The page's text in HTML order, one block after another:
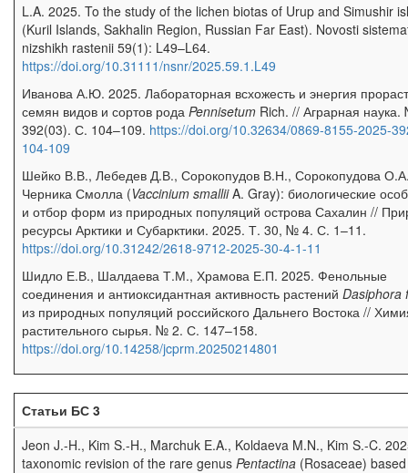
L.A. 2025. To the study of the lichen biotas of Urup and Simushir
(Kuril Islands, Sakhalin Region, Russian Far East). Novosti
nizshikh rastenii 59(1): L49–L64.
https://doi.org/10.31111/nsnr/2025.59.1.L49
Иванова А.Ю. 2025. Лабораторная всхожесть и энергия
семян видов и сортов рода Pennisetum Rich. // Аграрная
392(03). С. 104–109. https://doi.org/10.32634/0869-8155-2025-
104-109
Шейко В.В., Лебедев Д.В., Сорокопудов В.Н., Сорокопудова
Черника Смолла (Vaccinium smalliiA. Gray): биологические
и отбор форм из природных популяций острова Сахалин //
ресурсы Арктики и Субарктики. 2025. Т. 30, № 4. С. 1–11.
https://doi.org/10.31242/2618-9712-2025-30-4-1-11
Шидло Е.В., Шалдаева Т.М., Храмова Е.П. 2025. Фенольные
соединения и антиоксидантная активность растений Dasiphora
из природных популяций российского Дальнего Востока //
растительного сырья. № 2. С. 147–158.
https://doi.org/10.14258/jcprm.20250214801
Статьи БС 3
Jeon J.-H., Kim S.-H., Marchuk E.A., Koldaeva M.N., Kim S.-C.
taxonomic revision of the rare genus Pentactina (Rosaceae)